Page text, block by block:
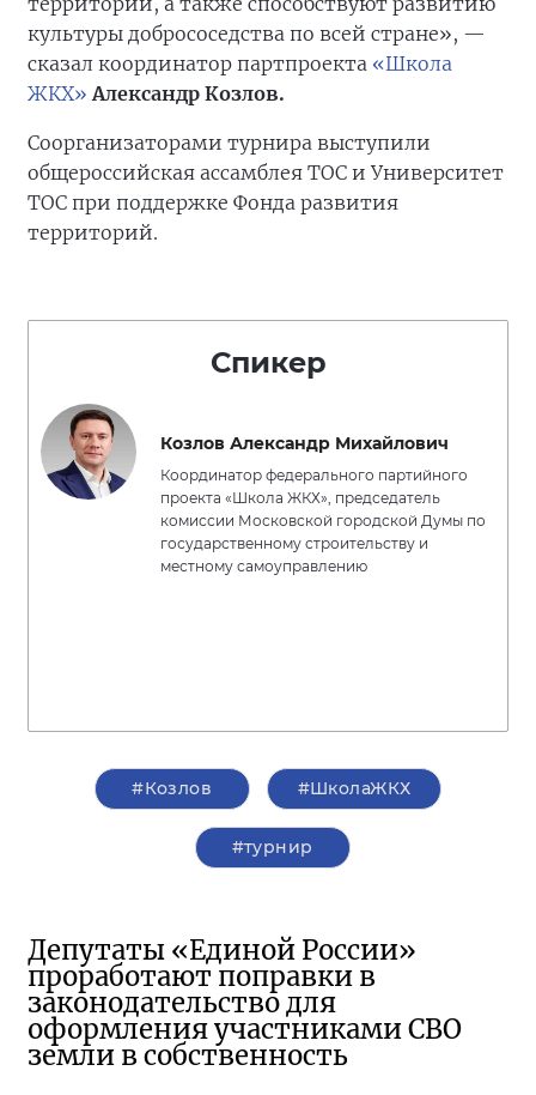
культуры добрососедства по всей стране», —
сказал координатор партпроекта «Школа
ЖКХ» Александр Козлов.
Соорганизаторами турнира выступили
общероссийская ассамблея ТОС и Университет
ТОС при поддержке Фонда развития
территорий.
Спикер
Козлов Александр Михайлович
Координатор федерального партийного
проекта «Школа ЖКХ», председатель
комиссии Московской городской Думы по
государственному строительству и
местному самоуправлению
#Козлов #ШколаЖКХ
#турнир
Депутаты «Единой России»
проработают поправки в
законодательство для
оформления участниками СВО
земли в собственность